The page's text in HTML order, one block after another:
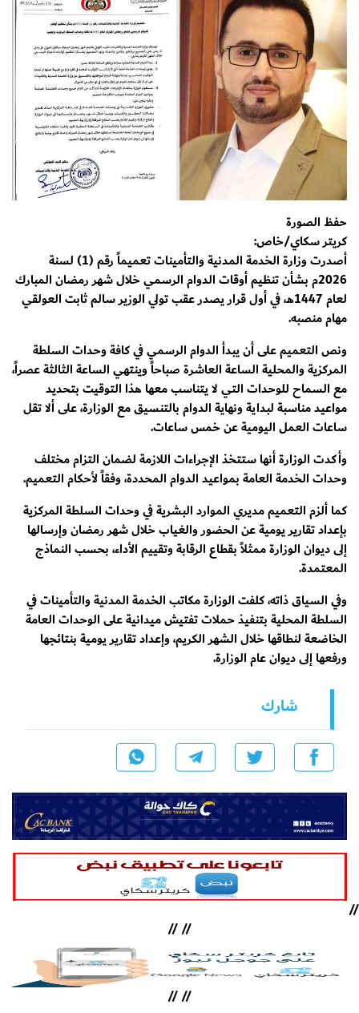
حفظ الصورة
كريتر سكاي/خاص:
أصدرت وزارة الخدمة المدنية والتأمينات تعميماً رقم (1) لسنة
2026م بشأن تنظيم أوقات الدوام الرسمي خلال شهر رمضان المبارك
لعام 1447هـ، في أول قرار يصدر عقب تولي الوزير سالم ثابت العولقي
مهام منصبه.
ونص التعميم على أن يبدأ الدوام الرسمي في كافة وحدات السلطة
المركزية والمحلية الساعة العاشرة صباحاً وينتهي الساعة الثالثة عصراً،
مع السماح للوحدات التي لا يتناسب معها هذا التوقيت بتحديد
مواعيد مناسبة لبداية ونهاية الدوام بالتنسيق مع الوزارة، على ألا تقل
ساعات العمل اليومية عن خمس ساعات.
وأكدت الوزارة أنها ستتخذ الإجراءات اللازمة لضمان التزام مختلف
وحدات الخدمة العامة بمواعيد الدوام المحددة، وفقاً لأحكام التعميم.
كما ألزم التعميم مديري الموارد البشرية في وحدات السلطة المركزية
بإعداد تقارير يومية عن الحضور والغياب خلال شهر رمضان وإرسالها
إلى ديوان الوزارة ممثلاً بقطاع الرقابة وتقييم الأداء، بحسب النماذج
المعتمدة.
وفي السياق ذاته، كلفت الوزارة مكاتب الخدمة المدنية والتأمينات في
السلطة المحلية بتنفيذ حملات تفتيش ميدانية على الوحدات العامة
الخاضعة لنطاقها خلال الشهر الكريم، وإعداد تقارير يومية بنتائجها
ورفعها إلى ديوان عام الوزارة.
شارك
//
//
//
//
//